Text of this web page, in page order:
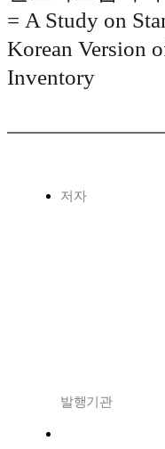
= A Study on
Korean Version
Inventory
저자
발행기관